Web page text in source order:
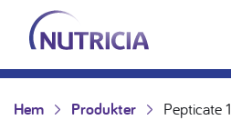
Hoppa till innehåll
Nutricia.se
Hem Produkter Pepticate 1